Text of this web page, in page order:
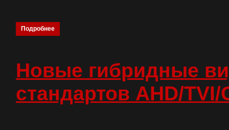
Подробнее
Новые гибридные
стандартов AHD/TVI/